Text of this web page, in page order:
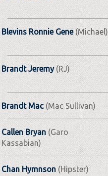
Blevins Ronnie Gene(Michael)
Brandt Jeremy(RJ)
Brandt Mac(Mac Sullivan)
Callen Bryan (Garo
Kassabian)
Chan Hymnson (Hipster)